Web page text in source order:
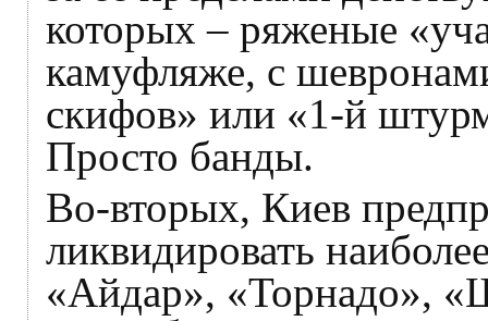
которых – ряженые
камуфляже, с
скифов» или «1-й
Просто банды.
Во-вторых, Киев
ликвидировать
«Айдар», «Торнадо»,